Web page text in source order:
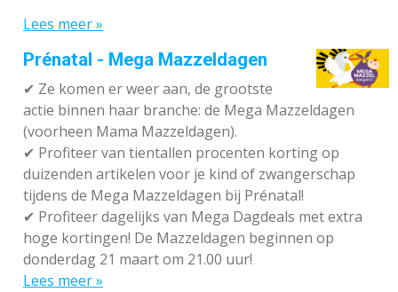
Lees meer »
Prénatal - Mega Mazzeldagen
✔ Ze komen er weer aan, de grootste
actie binnen haar branche: de Mega Mazzeldagen
(voorheen Mama Mazzeldagen).
✔ Profiteer van tientallen procenten korting op
duizenden artikelen voor je kind of zwangerschap
tijdens de Mega Mazzeldagen bij Prénatal!
✔ Profiteer dagelijks van Mega Dagdeals met extra
hoge kortingen! De Mazzeldagen beginnen op
donderdag 21 maart om 21.00 uur!
Lees meer »